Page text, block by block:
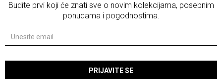
Budite prvi koji će znati sve o novim kolekcijama, posebnim
ponudama i pogodnostima.
PRIJAVITE SE